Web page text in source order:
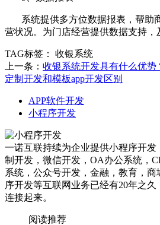
系统提供多方位数据报表，帮助
营状况。为门店经营提供数据支持，
TAG标签：
收银系统
上一条： 收银系统开发具有什么优势
定制开发和模板app开发区别
APP软件开发
小程序开发
一诺互联持续为企业提供小程序开发
制开发，微信开发，OA办公系统，
系统，公众号开发，金融，教育，商
序开发等互联网业务已经有20年之
连接起来。
阅读推荐